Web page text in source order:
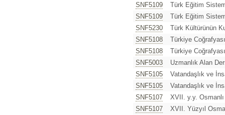
SNF5109
Türk Eğitim
SNF5109
Türk Eğitim
SNF5230
Türk Kültürünün
SNF5108
Türkiye
SNF5108
Türkiye
SNF5003
Uzmanlık Alan
SNF5105
Vatandaşlık ve
SNF5105
Vatandaşlık ve
SNF5107
XVII. y.y.
SNF5107
XVII. Yüzyıl